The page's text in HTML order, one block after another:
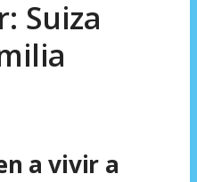
AGOSTO 6, 2026
Suiza
avivira